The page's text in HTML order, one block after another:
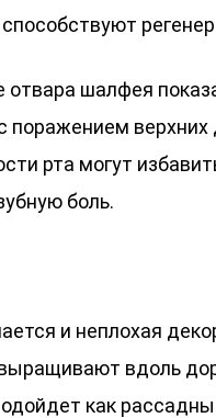
шалфея
поражением
рта могут
боль.
и неплохая
выращивают вдоль
как